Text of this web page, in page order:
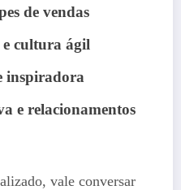
de vendas
cultura ágil
inspiradora
e relacionamentos
vale conversar